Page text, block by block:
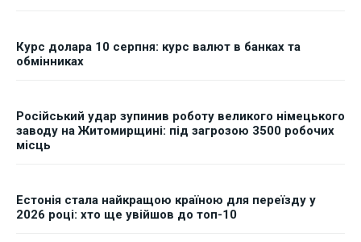
Курс долара 10 серпня: курс валют в банках та
обмінниках
Російський удар зупинив роботу великого німецького
заводу на Житомирщині: під загрозою 3500 робочих
місць
Естонія стала найкращою країною для переїзду у
2026 році: хто ще увійшов до топ-10